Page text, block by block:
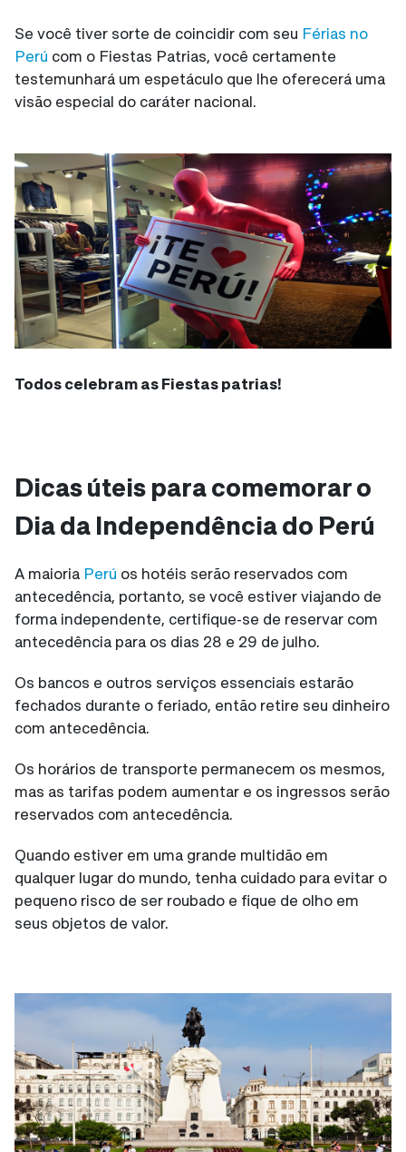
Se você tiver sorte de coincidir com seu Férias no
Perú com o Fiestas Patrias, você certamente
testemunhará um espetáculo que lhe oferecerá uma
visão especial do caráter nacional.
Todos celebram as Fiestas patrias!
Dicas úteis para comemorar o
Dia da Independência do Perú
A maioria Perú os hotéis serão reservados com
antecedência, portanto, se você estiver viajando de
forma independente, certifique-se de reservar com
antecedência para os dias 28 e 29 de julho.
Os bancos e outros serviços essenciais estarão
fechados durante o feriado, então retire seu dinheiro
com antecedência.
Os horários de transporte permanecem os mesmos,
mas as tarifas podem aumentar e os ingressos serão
reservados com antecedência.
Quando estiver em uma grande multidão em
qualquer lugar do mundo, tenha cuidado para evitar o
pequeno risco de ser roubado e fique de olho em
seus objetos de valor.